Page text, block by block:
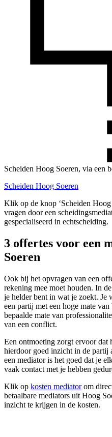
Scheiden Hoog Soeren, via een
Scheiden Hoog Soeren
Klik op de knop ‘Scheiden Hoog
vragen door een
gespecialiseerd in echtscheiding.
3 offertes voor een
Soeren
Ook bij het opvragen van een
rekening mee moet houden. In
je helder bent in wat je zoekt.
een partij met een hoge mate
bepaalde mate van
van een conflict.
Een ontmoeting zorgt ervoor
hierdoor goed inzicht in de partij
een mediator is het goed dat je
vaak contact met je hebben
Klik op kosten mediatorom
betaalbare mediators uit Hoog
inzicht te krijgen in de kosten.